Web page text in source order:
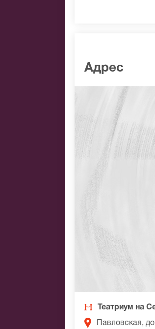
Адрес
Театриум на
Павловская,